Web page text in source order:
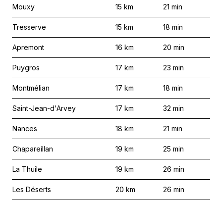
Mouxy 15 km 21 min
Tresserve 15 km 18 min
Apremont 16 km 20 min
Puygros 17 km 23 min
Montmélian 17 km 18 min
Saint-Jean-d'Arvey 17 km 32 min
Nances 18 km 21 min
Chapareillan 19 km 25 min
La Thuile 19 km 26 min
Les Déserts 20 km 26 min